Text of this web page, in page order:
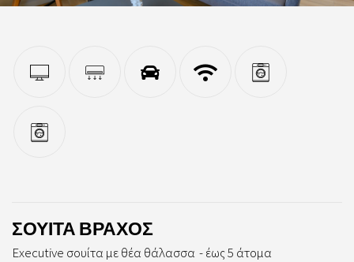
ΣΟΥΙΤΑ ΒΡΑΧΟΣ
Executive σουίτα με θέα θάλασσα έως 5 άτομα